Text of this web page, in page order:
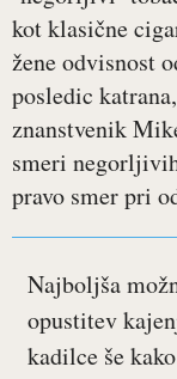
kot klasične
žene odvisnost
posledic
znanstvenik
smeri
pravo smer pri
Najboljša
opustitev
kadilce še